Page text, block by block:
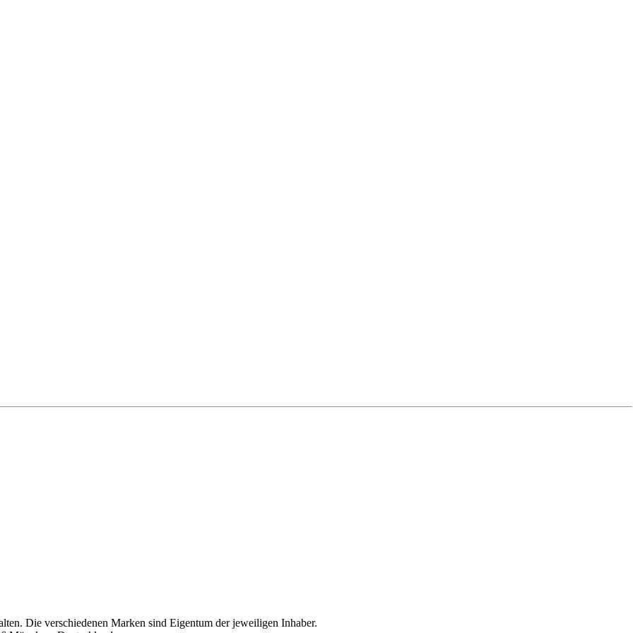
Details finden Sie
Die verschiedenen Marken sind Eigentum der jeweiligen Inhaber.